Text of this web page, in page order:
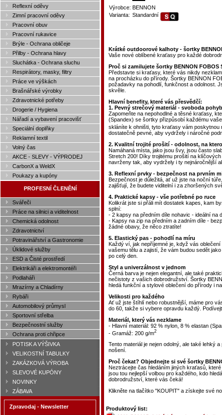
Reflexní oděvy
Zimní pracovní oděvy
Pracovní obuv
Pracovní rukavice
Brýle - Ochrana obličeje
Přilby - Ochrana hlavy
Sluchátka - Ochrana sluchu
Respirátory, masky, filtry
Práce ve výškách
Brašnářské výrobky
Zdravotnické potřeby
Drogerie / Hygiena
Nářadí a vybavení pracovišť
Speciální doplňky
Reklamní textil
Volný čas
AKCE - SLEVY - VÝPRODEJ
CarbonX a WeldX
Poukazy a kupóny
PROFESNÍ ČLENĚNÍ
Svářeči
Práce na silnici a viditelnost
Chemická odolnost
Zdravotnictví
Potravinářství a Gastronomie
Úklidové služby
ESD a Čisté prostředí
Elektrikáři a elektromontéři
Podlaháři
Mrazírny a Chladírny
Rybáři
Automobilový průmysl
Sportovní střelba
Bezpečnostní služby
Ochrana proti chřipce
POTISK A VÝŠIVKA
VELIKOSTNÍ TABULKY
ZAKÁZKOVÁ VÝROBA
SLEVOVÉ KUPÓNY
NOVINKY
ZÁBAVA
Zpravodaj - Newsletter
Výrobce: BENNON
Varianta: Standardní
Krátké outdoorové kalhoty - šortky
Vaše nové oblíbené kraťasy pro každé
Proč si zamilujete šortky BENNON FOBOS
Představte si kraťasy, které vás nikdy
na procházku do přírody. Šortky BENNON
požadavky na pohodlí, funkčnost a odolnost.
skvěle.
Hlavní benefity, které vás přesvědčí:
1. Pevný strečový materiál - svoboda
Zapomeňte na nepohodlné a těsné kraťasy,
(Spandex) se šortky přizpůsobí každému
skláníte k ohništi, tyto kraťasy vám
dostatečně pevné, aby vydržely i náročné
2. Kvalitní trojité prošití - odolnost, na
Namáhaná místa, jako jsou švy, jsou často
Stretch 200! Díky trojitému prošití na
navrženy tak, aby vydržely i ty nejnáročnější
3. Reflexní prvky - bezpečnost na prvním
Bezpečnost je důležitá, ať už jste na noční
zajišťují, že budete viditelní i za zhoršených
4. Praktické kapsy - vše potřebné po ruce
Kolikrát jste si přáli mít dostatek kapes, kam
splní:
- 2 kapsy na předním díle nohavic - ideální na
- Kapsy na zip na předním a zadním díle -
žádné obavy, že něco ztratíte!
5. Elastický pas - pohodlí na míru
Každý ví, jak nepříjemné je, když vás
vašemu tělu a zajistí, že vám budou sedět
po celý den.
Styl a univerzálnost v jednom
Černá barva je nejen elegantní, ale také
nečistoty z vašich dobrodružství. Šortky
hledá funkční a stylové oblečení do přírody i
Velikosti pro každého
Ať už jste štíhlí nebo robustnější, máme pro
do 60, takže si vybere opravdu každý.
Materiál, který vás nezklame
- Hlavní materiál: 92 % nylon, 8 % elastan
- Gramáž: 200 g/m2
Tento materiál je nejen odolný, ale také lehký
nošení.
Proč čekat? Objednejte si své šortky
Neztrácejte čas hledáním jiných kraťasů,
jsou tou nejlepší volbou pro každého, kdo
dobrodružství, které vás čeká!
Klikněte na tlačítko "KOUPIT" a získejte své
Produktový list: